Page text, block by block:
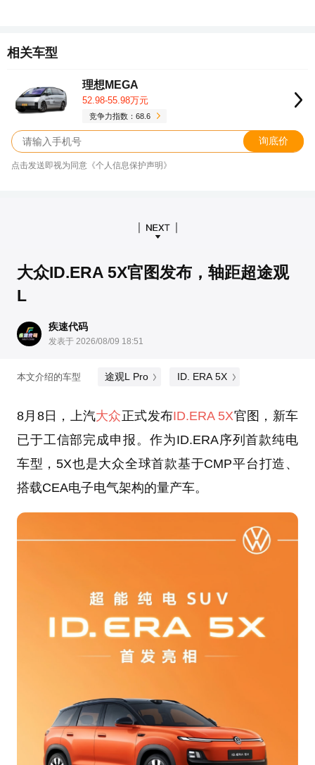
相关车型
理想MEGA
52.98-55.98万元
竞争力指数：68.6
询底价
点击发送即视为同意《个人信息保护声明》
大众ID.ERA 5X官图发布，轴距超途观
L
疾速代码
发表于 2026/08/09 18:51
本文介绍的车型 途观L Pro ID. ERA 5X
8月8日，上汽大众正式发布ID.ERA 5X官图，新车
已于工信部完成申报。作为ID.ERA序列首款纯电
车型，5X也是大众全球首款基于CMP平台打造、
搭载CEA电子电气架构的量产车。